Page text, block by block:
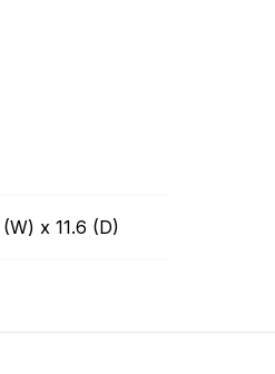
x 11.6 (D)